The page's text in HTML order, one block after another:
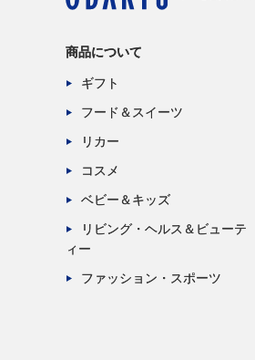
商品について
ギフト
フード＆スイーツ
リカー
コスメ
ベビー＆キッズ
リビング・ヘルス＆ビューテ
ィー
ファッション・スポーツ